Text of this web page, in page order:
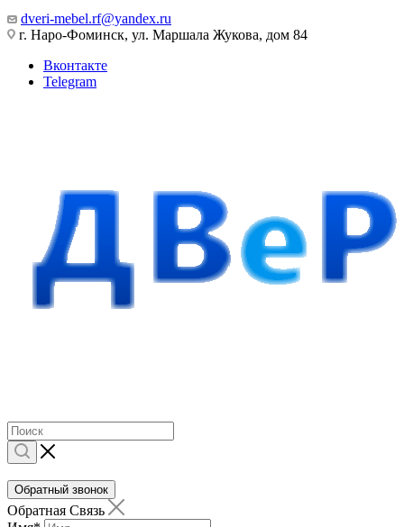
dveri-mebel.rf@yandex.ru
г. Наро-Фоминск, ул. Маршала Жукова, дом 84
Вконтакте
Telegram
Обратный звонок
Обратная Связь